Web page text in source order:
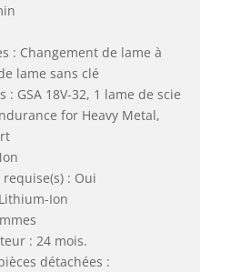
: Changement de lame à
lame sans clé
: GSA 18V-32, 1 lame de scie
for Heavy Metal,
requise(s) : Oui
Ion
: 24 mois.
détachées :